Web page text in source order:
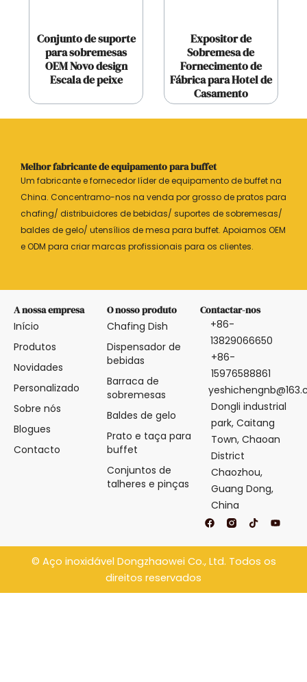
Conjunto de suporte
para sobremesas
OEM Novo design
Escala de peixe
Expositor de
Sobremesa de
Fornecimento de
Fábrica para Hotel de
Casamento
Melhor fabricante de equipamento para buffet
Um fabricante e fornecedor líder de equipamento de buffet na
China. Concentramo-nos na venda por grosso de pratos para
chafing/ distribuidores de bebidas/ suportes de sobremesas/
baldes de gelo/ utensílios de mesa para buffet. Apoiamos OEM
e ODM para criar marcas profissionais para os clientes.
A nossa empresa
Início
Produtos
Novidades
Personalizado
Sobre nós
Blogues
Contacto
O nosso produto
Chafing Dish
Dispensador de
bebidas
Barraca de
sobremesas
Baldes de gelo
Prato e taça para
buffet
Conjuntos de
talheres e pinças
Contactar-nos
+86-
13829066650
+86-
15976588861
Dongli industrial
park, Caitang
Town, Chaoan
District
Chaozhou,
Guang Dong,
China
F
a
e
b
o
T
i
t
o
k
Y
o
t
u
b
© Aço inoxidável Dongzhaowei Co., Ltd. Todos os
direitos reservados